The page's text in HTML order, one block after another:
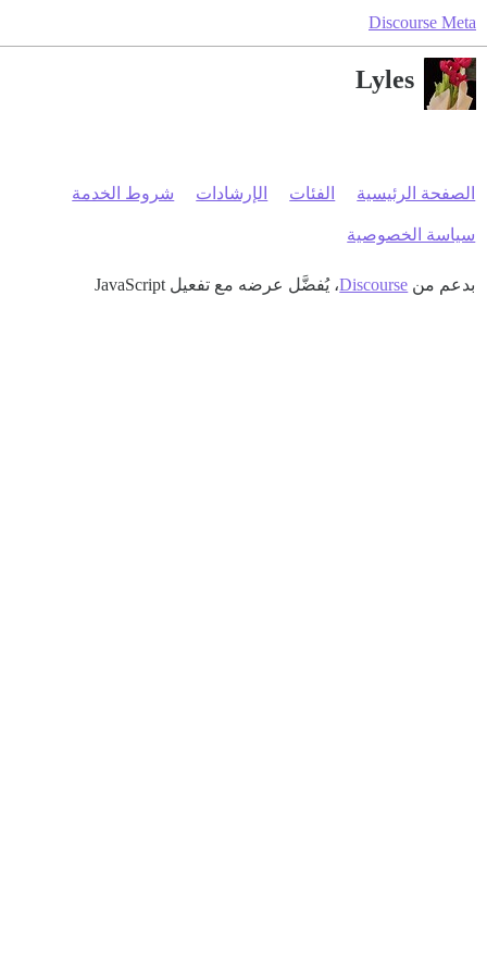
Discourse Meta
Lyles
الصفحة الرئيسية الفئات الإرشادات شروط الخدمة
سياسة الخصوصية
بدعم من Discourse، يُفضَّل عرضه مع تفعيل JavaScript